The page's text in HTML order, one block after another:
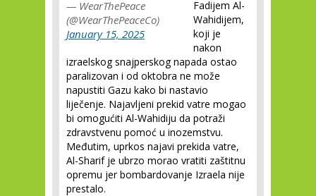
— WearThePeace
(@WearThePeaceCo)
January 15, 2025
Fadijem Al-
Wahidijem,
koji je
nakon
izraelskog snajperskog napada ostao
paralizovan i od oktobra ne može
napustiti Gazu kako bi nastavio
liječenje. Najavljeni prekid vatre mogao
bi omogućiti Al-Wahidiju da potraži
zdravstvenu pomoć u inozemstvu.
Međutim, uprkos najavi prekida vatre,
Al-Sharif je ubrzo morao vratiti zaštitnu
opremu jer bombardovanje Izraela nije
prestalo.